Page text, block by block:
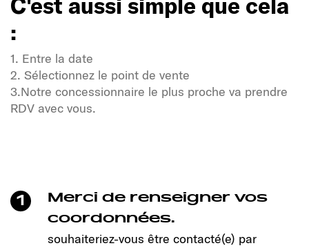
:
1. Entre la date
2. Sélectionnez le point de vente
3.Notre concessionnaire le plus proche va prendre
RDV avec vous.
C'est aussi simple que cela
1
Merci de renseigner vos
coordonnées.
souhaiteriez-vous être contacté(e) par